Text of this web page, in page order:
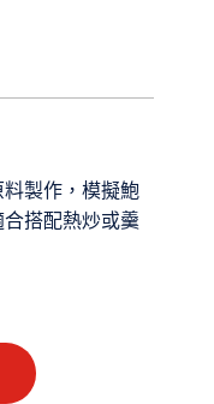
製作，模擬鮑
搭配熱炒或羹